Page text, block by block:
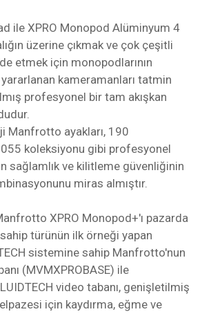
ile XPRO Monopod Alüminyum 4
üzerine çıkmak ve çok çeşitli
etmek için monopodlarının
kameramanları tatmin
profesyonel bir tam akışkan
Manfrotto ayakları, 190
koleksiyonu gibi profesyonel
sağlamlık ve kilitleme güvenliğinin
miras almıştır.
XPRO Monopod+'ı pazarda
sahip türünün ilk örneği yapan
sistemine sahip Manfrotto'nun
(MVMXPROBASE) ile
video tabanı, genişletilmiş
için kaydırma, eğme ve